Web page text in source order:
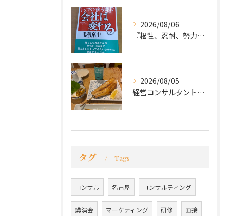
2026/08/06
『根性、忍耐、努力という言葉は死語なのか』
2026/08/05
経営コンサルタントのモーちゃん・毛利京申です。
タグ Tags
コンサル 名古屋 コンサルティング
講演会 マーケティング 研修 面接